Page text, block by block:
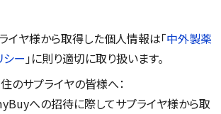
イヤ様から取得した個人情報は「中外製薬
シー」に則り適切に取り扱います。
のサプライヤの皆様へ：
への招待に際してサプライヤ様から取